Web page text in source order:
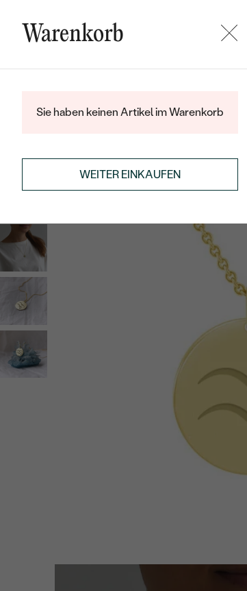
SOMMER-BLACK-FRIDAY: -25 %
ÜBER UNS MAGAZINSCHMUCK NACH MASS
Warenkorb
Sie haben keinen Artikel im Warenkorb
WEITER EINKAUFEN